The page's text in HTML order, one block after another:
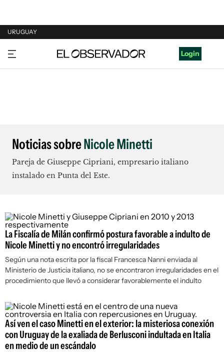
URUGUAY
URUGUAY
ARGENTINA
Login
Noticias sobreNicole Minetti
Pareja de Giuseppe Cipriani, empresario italiano
instalado en Punta del Este.
La Fiscalía de Milán confirmó postura favorable a indulto de
Nicole Minetti y no encontró irregularidades
Según una nota escrita por la fiscal Francesca Nanni enviada al
Ministerio de Justicia italiano, no se encontraron irregularidades en el
procedimiento que llevó a considerar favorablemente el indulto
Así ven el caso Minetti en el exterior: la misteriosa conexión
con Uruguay de la exaliada de Berlusconi indultada en Italia
en medio de un escándalo